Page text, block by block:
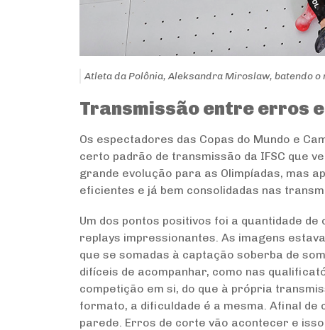
Atleta da Polônia, Aleksandra Miroslaw, batendo
Transmissão entre erros
Os espectadores das Copas do Mundo e
certo padrão de transmissão da IFSC que
grande evolução para as Olimpíadas, mas
eficientes e já bem consolidadas nas
Um dos pontos positivos foi a quantidade
replays impressionantes. As imagens
que se somadas à captação soberba de
difíceis de acompanhar, como nas
competição em si, do que à própria
formato, a dificuldade é a mesma. Afinal
parede. Erros de corte vão acontecer e